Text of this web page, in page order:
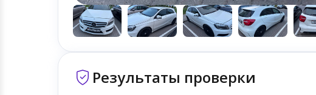
Результаты проверки